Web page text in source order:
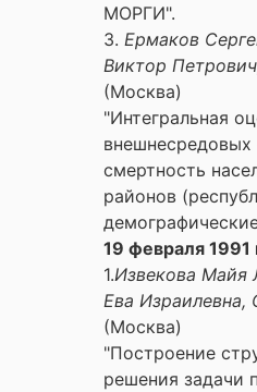
МОРГИ".
3. Ермаков
Виктор
(Москва)
"Интегральная
внешнесредовых
смертность
районов
19 февраля 1991
1.Извекова Майя
Ева
(Москва)
"Построение
решения задачи